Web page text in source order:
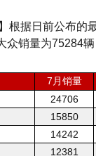
根据日前公布的
众销量为75284辆
7月销量
24706
15850
14242
12381